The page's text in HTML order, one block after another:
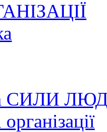
СИЛИ